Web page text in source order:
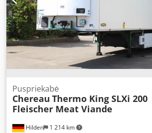
Hilden 1 214 km
Puspriekabė
Chereau Thermo King SLXi 200
Fleischer Meat Viande